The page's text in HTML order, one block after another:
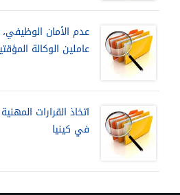
عدم الأمان
عاملين الوكالة
اتخاذ القرارات
في كينيا